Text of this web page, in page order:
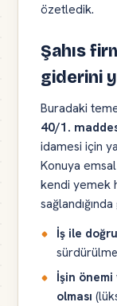
özetledik.
Şahıs
giderini
Buradaki
40/1.
idamesi için
Konuya
kendi yemek
İş ile
İşin önemi
olması